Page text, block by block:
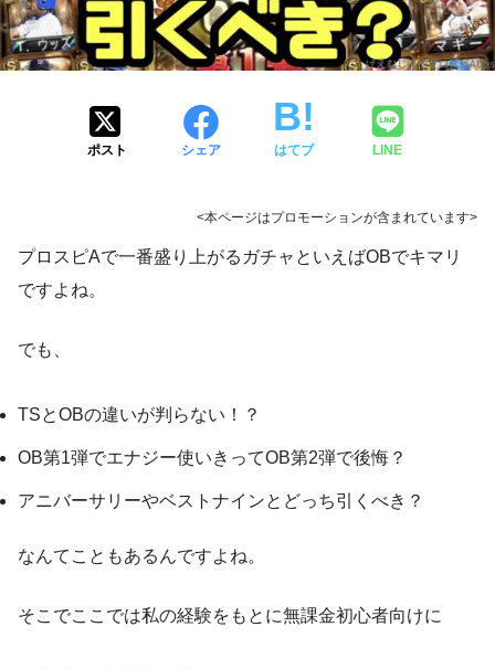
ポスト シェア はてブ LINE
<本ページはプロモーションが含まれています>
プロスピAで一番盛り上がるガチャといえばOBでキマリ
ですよね。
でも、
TSとOBの違いが判らない！？
OB第1弾でエナジー使いきってOB第2弾で後悔？
アニバーサリーやベストナインとどっち引くべき？
なんてこともあるんですよね。
そこでここでは私の経験をもとに無課金初心者向けに